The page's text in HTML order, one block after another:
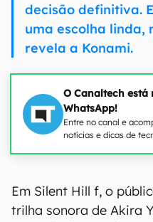
decisão definitiva.
uma escolha linda,
revela a Konami.
O Canaltech está
WhatsApp!
Entre no canal e
notícias e dicas de
Em Silent Hill f, o
trilha sonora de Akira